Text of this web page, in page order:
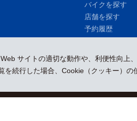
サイトの適切な動作や、利便性向上
を続行した場合、Cookie（クッキー）の
バイクを探す
店舗を探す
予約履歴